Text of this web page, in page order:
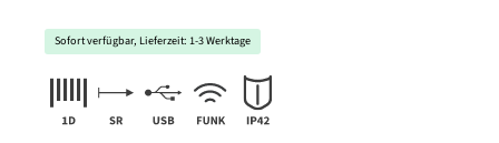
Sofort verfügbar, Lieferzeit: 1-3 Werktage